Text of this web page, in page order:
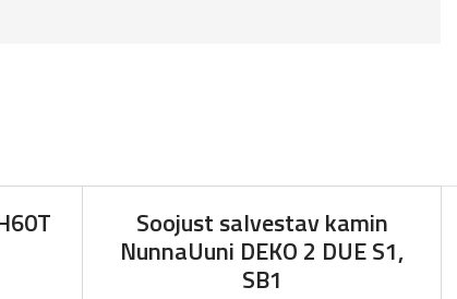
Soojust salvestav kamin
NunnaUuni DEKO 2 DUE S1,
SB1